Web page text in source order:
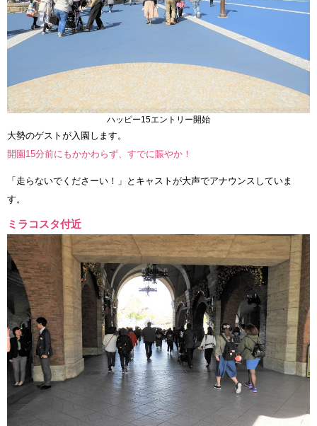
ハッピー15エントリー開始
大勢のゲストが入園します。
開園15分前にもかかわらず、すでに賑やか！
「走らないでくださーい！」とキャストが大声でアナウンスしていま
す。
ミラコスタ付近